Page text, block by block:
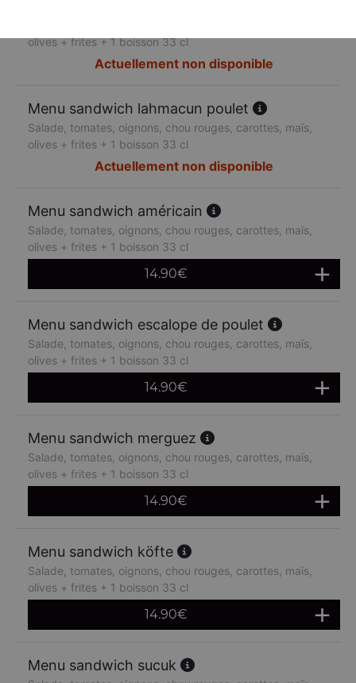
olives + frites + 1 boisson 33 cl
Actuellement non disponible
Menu sandwich lahmacun poulet
Salade, tomates, oignons, chou rouges, carottes, maïs,
olives + frites + 1 boisson 33 cl
Actuellement non disponible
Menu sandwich américain
Salade, tomates, oignons, chou rouges, carottes, maïs,
olives + frites + 1 boisson 33 cl
14.90€
Menu sandwich escalope de poulet
Salade, tomates, oignons, chou rouges, carottes, maïs,
olives + frites + 1 boisson 33 cl
14.90€
Menu sandwich merguez
Salade, tomates, oignons, chou rouges, carottes, maïs,
olives + frites + 1 boisson 33 cl
14.90€
Menu sandwich köfte
Salade, tomates, oignons, chou rouges, carottes, maïs,
olives + frites + 1 boisson 33 cl
14.90€
Menu sandwich sucuk